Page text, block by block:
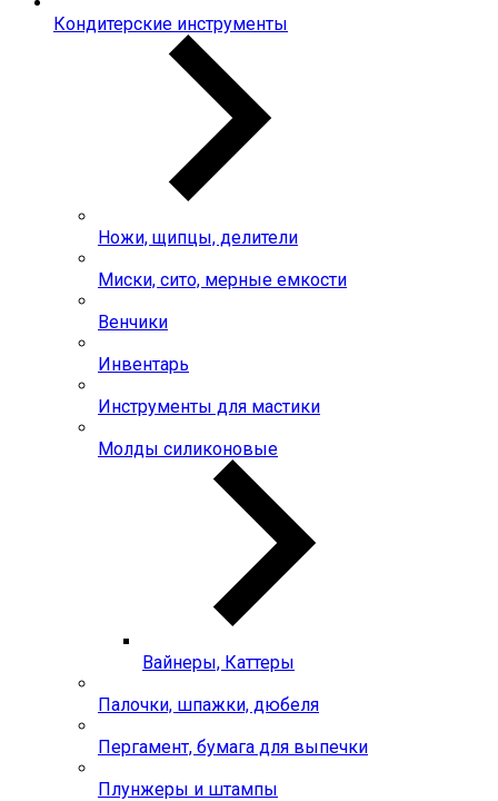
Кондитерские инструменты
Ножи, щипцы, делители
Миски, сито, мерные емкости
Венчики
Инвентарь
Инструменты для мастики
Молды силиконовые
Вайнеры, Каттеры
Палочки, шпажки, дюбеля
Пергамент, бумага для выпечки
Плунжеры и штампы